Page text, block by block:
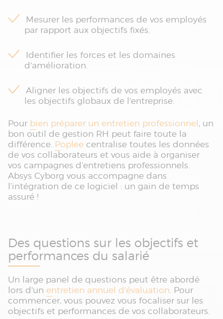
Mesurer les performances de vos employés
par rapport aux objectifs fixés.
Identifier les forces et les domaines
d'amélioration.
Aligner les objectifs de vos employés avec
les objectifs globaux de l'entreprise.
Pour bien préparer un entretien professionnel , un
bon outil de gestion RH peut faire toute la
différence. Poplee centralise toutes les données
de vos collaborateurs et vous aide à organiser
vos campagnes d’entretiens professionnels.
Absys Cyborg vous accompagne dans
l’intégration de ce logiciel : un gain de temps
assuré !
Des questions sur les objectifs et
performances du salarié
Un large panel de questions peut être abordé
lors d'un entretien annuel d'évaluation. Pour
commencer, vous pouvez vous focaliser sur les
objectifs et performances de vos collaborateurs.